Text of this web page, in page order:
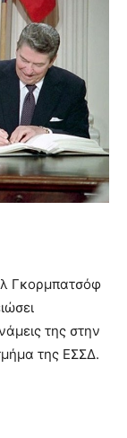
Γκορμπατσόφ
της στην
της ΕΣΣΔ.